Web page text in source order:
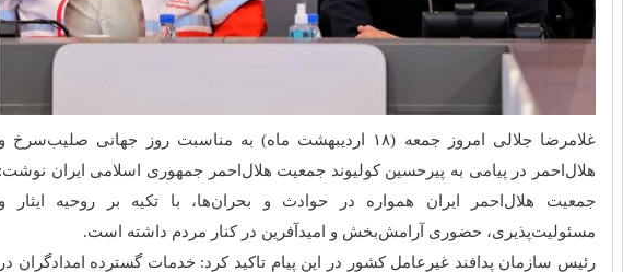
غلامرضا جلالی امروز جمعه (۱۸ اردیبهشت ماه) به مناسبت روز جهانی صلیب‌سرخ و
هلال‌احمر در پیامی به پیرحسین کولیوند جمعیت هلال‌احمر جمهوری اسلامی ایران نوشت:
جمعیت هلال‌احمر ایران همواره در حوادث و بحران‌ها، با تکیه بر روحیه ایثار و
مسئولیت‌پذیری، حضوری آرامش‌بخش و امیدآفرین در کنار مردم داشته است.
رئیس سازمان پدافند غیرعامل کشور در این پیام تاکید کرد: خدمات گسترده امدادگران در